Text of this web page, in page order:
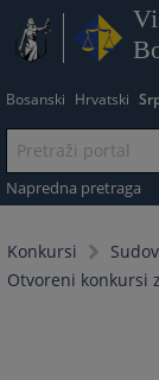
Bosanski Hrvatski
Napredna pretraga
Konkursi
Otvoreni konkursi